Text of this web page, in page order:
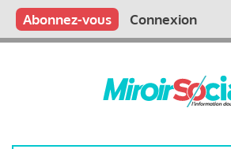
Aller
contenu
Main
Qui sommes nous ?
Vous publiez
Nous publions
Contactez-nous
Abonnez-vous Connexion